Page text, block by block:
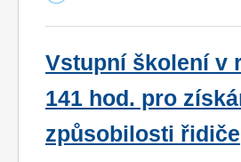
Vstupní školení v
141 hod. pro
způsobilosti řidiče